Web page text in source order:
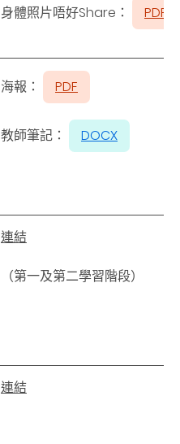
身體照片唔好Share： PDF
海報： PDF
教師筆記： DOCX
連結
（第一及第二學習階段）
連結